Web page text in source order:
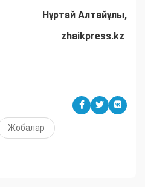
Нұртай Алтайұлы,
zhaikpress.kz
Жобалар